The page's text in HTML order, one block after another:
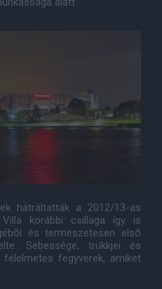
hátráltatták a 2012/13-as
korábbi csillaga így is
és természetesen elsõ
Sebessége, trükkjei és
fegyverek, amiket